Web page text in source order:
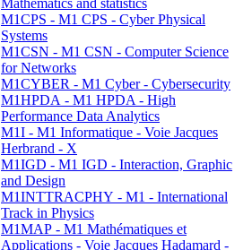
Mathematics and statistics
M1CPS - M1 CPS - Cyber Physical
Systems
M1CSN - M1 CSN - Computer Science
for Networks
M1CYBER - M1 Cyber - Cybersecurity
M1HPDA - M1 HPDA - High
Performance Data Analytics
M1I - M1 Informatique - Voie Jacques
Herbrand - X
M1IGD - M1 IGD - Interaction, Graphic
and Design
M1INTTRACPHY - M1 - International
Track in Physics
M1MAP - M1 Mathématiques et
Applications - Voie Jacques Hadamard -